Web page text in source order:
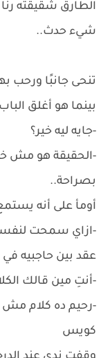
الطارق شقيقته
شيء حدث..
تنحى جانبًا ورحب
بينما هو أغلق
-جايه ليه خير؟
-الحقيقة هو مش
بصراحة..
أومأ على أنه
-ازاي سمحت لنفسك
عقد بين حاجبيه
-أنتِ مين قالك
-رحيم ده كلام مش
كويس